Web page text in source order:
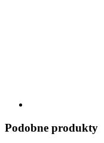
Podobne produkty